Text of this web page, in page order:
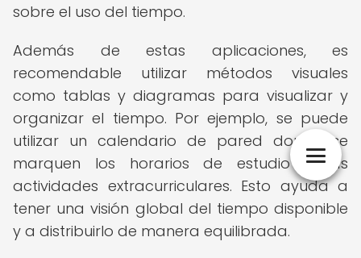
sobre el uso del tiempo.
Además de estas aplicaciones, es
recomendable utilizar métodos visuales
como tablas y diagramas para visualizar y
organizar el tiempo. Por ejemplo, se puede
utilizar un calendario de pared donde se
marquen los horarios de estudio y las
actividades extracurriculares. Esto ayuda a
tener una visión global del tiempo disponible
y a distribuirlo de manera equilibrada.